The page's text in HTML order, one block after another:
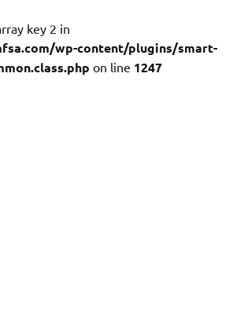
key 2 in
wp-content/plugins/smart-
on line 1247